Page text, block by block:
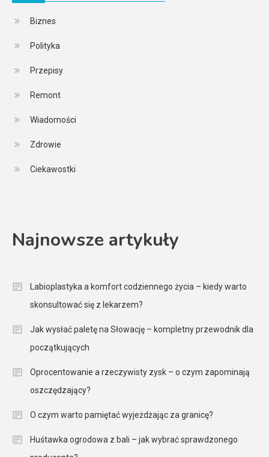
Biznes
Polityka
Przepisy
Remont
Wiadomości
Zdrowie
Ciekawostki
Najnowsze artykuły
Labioplastyka a komfort codziennego życia – kiedy warto
skonsultować się z lekarzem?
Jak wysłać paletę na Słowację – kompletny przewodnik dla
początkujących
Oprocentowanie a rzeczywisty zysk – o czym zapominają
oszczędzający?
O czym warto pamiętać wyjeżdżając za granicę?
Huśtawka ogrodowa z bali – jak wybrać sprawdzonego